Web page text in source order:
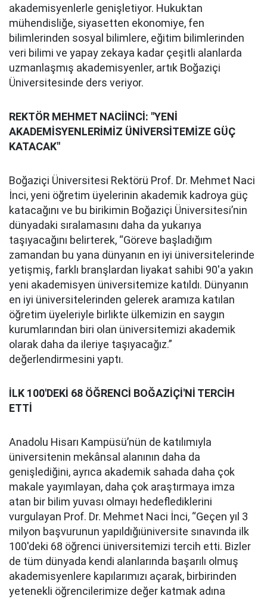
akademisyenlerle genişletiyor. Hukuktan
mühendisliğe, siyasetten ekonomiye, fen
bilimlerinden sosyal bilimlere, eğitim bilimlerinden
veri bilimi ve yapay zekaya kadar çeşitli alanlarda
uzmanlaşmış akademisyenler, artık Boğaziçi
Üniversitesinde ders veriyor.
REKTÖR MEHMET NACİİNCİ: "YENİ
AKADEMİSYENLERİMİZ ÜNİVERSİTEMİZE GÜÇ
KATACAK"
Boğaziçi Üniversitesi Rektörü Prof. Dr. Mehmet Naci
İnci, yeni öğretim üyelerinin akademik kadroya güç
katacağını ve bu birikimin Boğaziçi Üniversitesi’nin
dünyadaki sıralamasını daha da yukarıya
taşıyacağını belirterek, “Göreve başladığım
zamandan bu yana dünyanın en iyi üniversitelerinde
yetişmiş, farklı branşlardan liyakat sahibi 90'a yakın
yeni akademisyen üniversitemize katıldı. Dünyanın
en iyi üniversitelerinden gelerek aramıza katılan
öğretim üyeleriyle birlikte ülkemizin en saygın
kurumlarından biri olan üniversitemizi akademik
olarak daha da ileriye taşıyacağız.”
değerlendirmesini yaptı.
İLK 100'DEKİ 68 ÖĞRENCİ BOĞAZİÇİ'Nİ TERCİH
ETTİ
Anadolu Hisarı Kampüsü’nün de katılımıyla
üniversitenin mekânsal alanının daha da
genişlediğini, ayrıca akademik sahada daha çok
makale yayımlayan, daha çok araştırmaya imza
atan bir bilim yuvası olmayı hedeflediklerini
vurgulayan Prof. Dr. Mehmet Naci İnci, “Geçen yıl 3
milyon başvurunun yapıldığıüniversite sınavında ilk
100'deki 68 öğrenci üniversitemizi tercih etti. Bizler
de tüm dünyada kendi alanlarında başarılı olmuş
akademisyenlere kapılarımızı açarak, birbirinden
yetenekli öğrencilerimize değer katmak adına